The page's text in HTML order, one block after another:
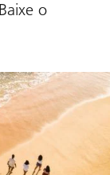
o